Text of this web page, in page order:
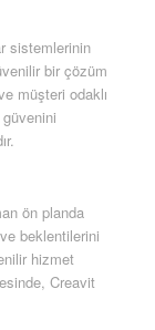
sistemlerinin
bir çözüm
müşteri odaklı
güvenini
ön planda
beklentilerini
hizmet
Creavit